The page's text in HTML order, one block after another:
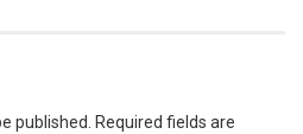
published.
Required fields are